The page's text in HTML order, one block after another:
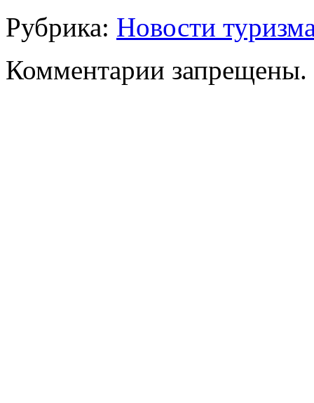
Рубрика: Новости
Комментарии запрещены.